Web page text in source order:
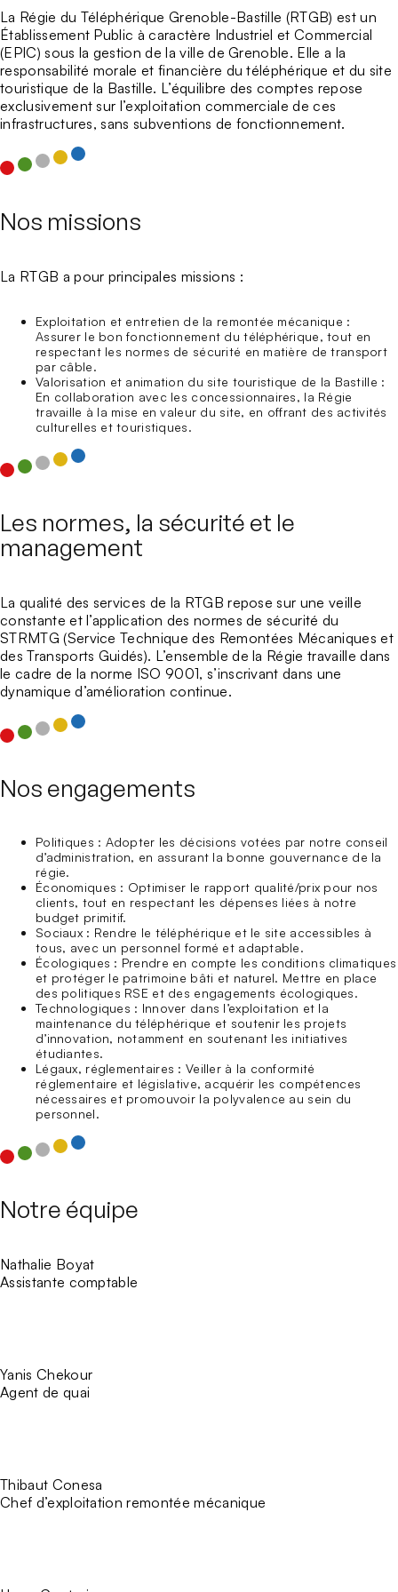
La Régie du Téléphérique Grenoble-Bastille (RTGB) est un
Établissement Public à caractère Industriel et Commercial
(EPIC) sous la gestion de la ville de Grenoble. Elle a la
responsabilité morale et financière du téléphérique et du site
touristique de la Bastille. L’équilibre des comptes repose
exclusivement sur l’exploitation commerciale de ces
infrastructures, sans subventions de fonctionnement.
Nos missions
La RTGB a pour principales missions :
Exploitation et entretien de la remontée mécanique :
Assurer le bon fonctionnement du téléphérique, tout en
respectant les normes de sécurité en matière de transport
par câble.
Valorisation et animation du site touristique de la Bastille :
En collaboration avec les concessionnaires, la Régie
travaille à la mise en valeur du site, en offrant des activités
culturelles et touristiques.
Les normes, la sécurité et le
management
La qualité des services de la RTGB repose sur une veille
constante et l’application des normes de sécurité du
STRMTG (Service Technique des Remontées Mécaniques et
des Transports Guidés). L’ensemble de la Régie travaille dans
le cadre de la norme ISO 9001, s’inscrivant dans une
dynamique d’amélioration continue.
Nos engagements
Politiques : Adopter les décisions votées par notre conseil
d’administration, en assurant la bonne gouvernance de la
régie.
Économiques : Optimiser le rapport qualité/prix pour nos
clients, tout en respectant les dépenses liées à notre
budget primitif.
Sociaux : Rendre le téléphérique et le site accessibles à
tous, avec un personnel formé et adaptable.
Écologiques : Prendre en compte les conditions climatiques
et protéger le patrimoine bâti et naturel. Mettre en place
des politiques RSE et des engagements écologiques.
Technologiques : Innover dans l’exploitation et la
maintenance du téléphérique et soutenir les projets
d’innovation, notamment en soutenant les initiatives
étudiantes.
Légaux, réglementaires : Veiller à la conformité
réglementaire et législative, acquérir les compétences
nécessaires et promouvoir la polyvalence au sein du
personnel.
Notre équipe
Nathalie Boyat
Assistante comptable
Yanis Chekour
Agent de quai
Thibaut Conesa
Chef d’exploitation remontée mécanique